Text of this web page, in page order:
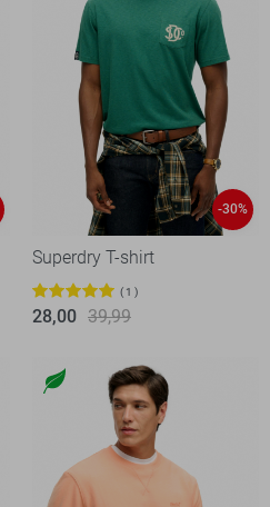
-30%
Superdry T-shirt
1
28,00 39,99